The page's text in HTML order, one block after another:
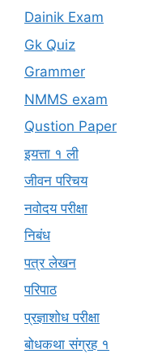
Dainik Exam
Gk Quiz
Grammer
NMMS exam
Qustion Paper
इयत्ता १ ली
जीवन परिचय
नवोदय परीक्षा
निबंध
पत्र लेखन
परिपाठ
प्रज्ञाशोध परीक्षा
बोधकथा संग्रह १